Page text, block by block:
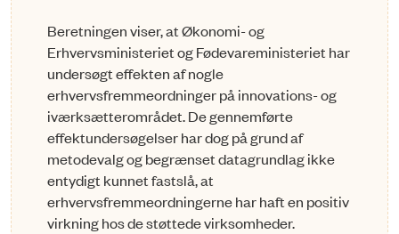
Beretningen viser, at Økonomi- og
Erhvervsministeriet og Fødevareministeriet har
undersøgt effekten af nogle
erhvervsfremmeordninger på innovations- og
iværksætterområdet. De gennemførte
effektundersøgelser har dog på grund af
metodevalg og begrænset datagrundlag ikke
entydigt kunnet fastslå, at
erhvervsfremmeordningerne har haft en positiv
virkning hos de støttede virksomheder.